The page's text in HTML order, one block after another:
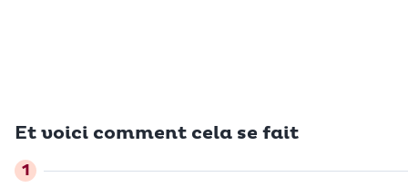
Et voici comment cela se fait